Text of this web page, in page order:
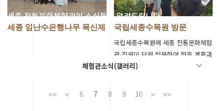
세종 전통문화체험관의 소식들을 알려드립니다.
체험관소식(갤러리)
세종 임난수은행나무 목신제
국립세종수목원 방문
국립세종수목원에 세종 전통문화체험
관 직원이 단체 방문하여 향후 계획과
운영방안을 논의하고 수목원을 둘러
6 7 8 9 10